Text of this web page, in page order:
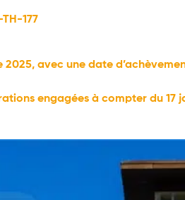
177
avec une date
engagées à compter du 17